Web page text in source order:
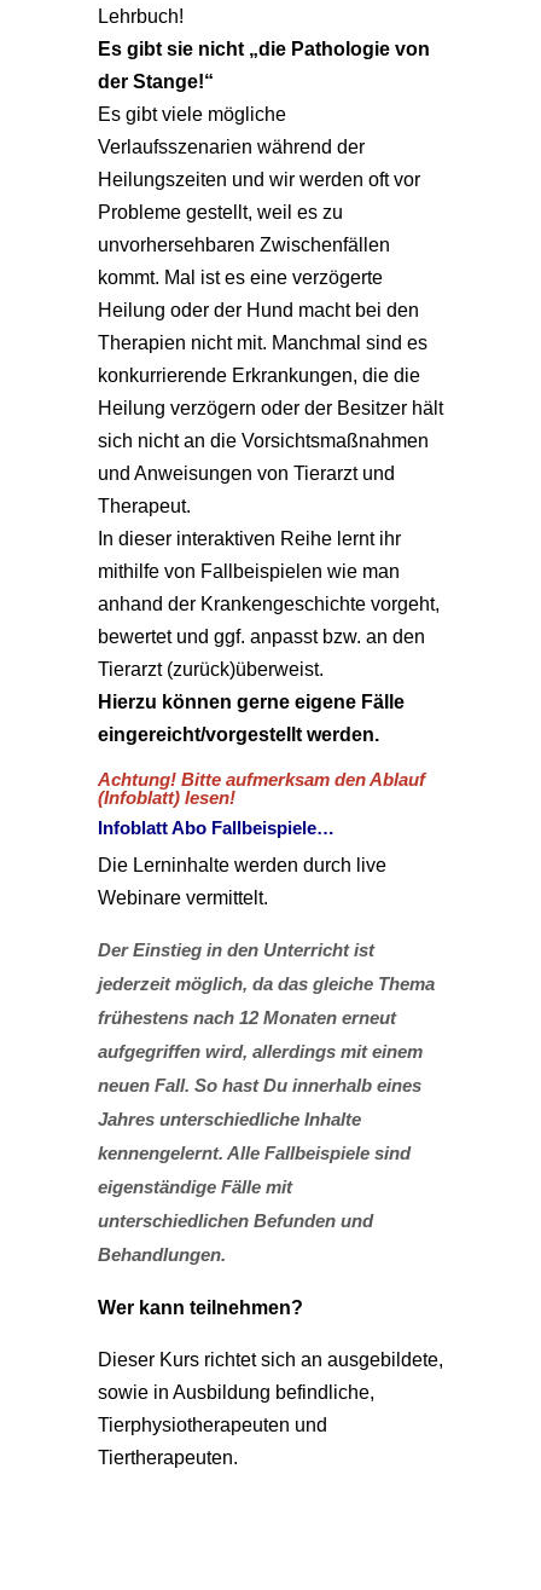
Lehrbuch!
Es gibt sie nicht „die Pathologie von
der Stange!“
Es gibt viele mögliche
Verlaufsszenarien während der
Heilungszeiten und wir werden oft vor
Probleme gestellt, weil es zu
unvorhersehbaren Zwischenfällen
kommt. Mal ist es eine verzögerte
Heilung oder der Hund macht bei den
Therapien nicht mit. Manchmal sind es
konkurrierende Erkrankungen, die die
Heilung verzögern oder der Besitzer hält
sich nicht an die Vorsichtsmaßnahmen
und Anweisungen von Tierarzt und
Therapeut.
In dieser interaktiven Reihe lernt ihr
mithilfe von Fallbeispielen wie man
anhand der Krankengeschichte vorgeht,
bewertet und ggf. anpasst bzw. an den
Tierarzt (zurück)überweist.
Hierzu können gerne eigene Fälle
eingereicht/vorgestellt werden.
Achtung! Bitte aufmerksam den Ablauf
(Infoblatt) lesen!
Infoblatt Abo Fallbeispiele…
Die Lerninhalte werden durch live
Webinare vermittelt.
Der Einstieg in den Unterricht ist
jederzeit möglich, da das gleiche Thema
frühestens nach 12 Monaten erneut
aufgegriffen wird, allerdings mit einem
neuen Fall. So hast Du innerhalb eines
Jahres unterschiedliche Inhalte
kennengelernt. Alle Fallbeispiele sind
eigenständige Fälle mit
unterschiedlichen Befunden und
Behandlungen.
Wer kann teilnehmen?
Dieser Kurs richtet sich an ausgebildete,
sowie in Ausbildung befindliche,
Tierphysiotherapeuten und
Tiertherapeuten.